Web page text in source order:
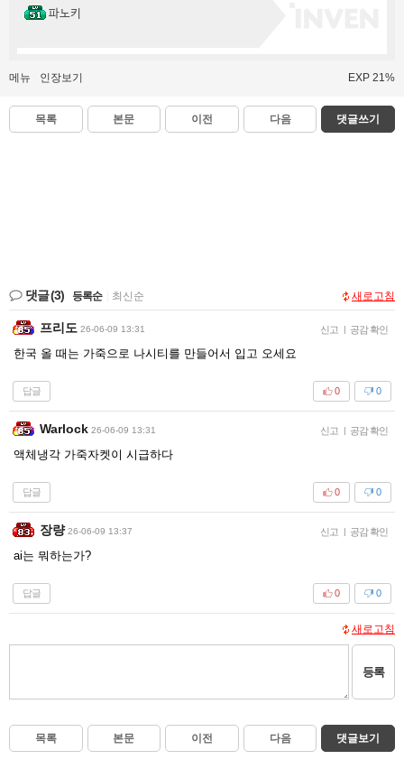
파노키
메뉴 인장보기 EXP 21%
목록 본문 이전 다음 댓글쓰기
댓글(3) 등록순 최신순 새로고침
프리도 26-06-09 13:31 신고 | 공감 확인
한국 올 때는 가죽으로 나시티를 만들어서 입고 오세요
답글 0
0
Warlock 26-06-09 13:31 신고 | 공감 확인
액체냉각 가죽자켓이 시급하다
답글 0
0
장량 26-06-09 13:37 신고 | 공감 확인
ai는 뭐하는가?
답글 0
0
새로고침
등록
목록 본문 이전 다음 댓글보기